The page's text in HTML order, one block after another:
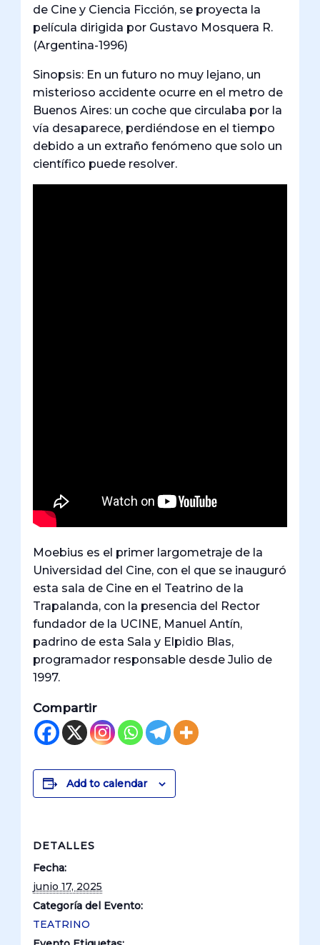
de Cine y Ciencia Ficción, se proyecta la
película dirigida por Gustavo Mosquera R.
(Argentina-1996)
Sinopsis: En un futuro no muy lejano, un
misterioso accidente ocurre en el metro de
Buenos Aires: un coche que circulaba por la
vía desaparece, perdiéndose en el tiempo
debido a un extraño fenómeno que solo un
científico puede resolver.
Moebius es el primer largometraje de la
Universidad del Cine, con el que se inauguró
esta sala de Cine en el Teatrino de la
Trapalanda, con la presencia del Rector
fundador de la UCINE, Manuel Antín,
padrino de esta Sala y Elpidio Blas,
programador responsable desde Julio de
1997.
Compartir
Add to calendar
DETALLES
Fecha:
junio 17, 2025
Categoría del Evento:
TEATRINO